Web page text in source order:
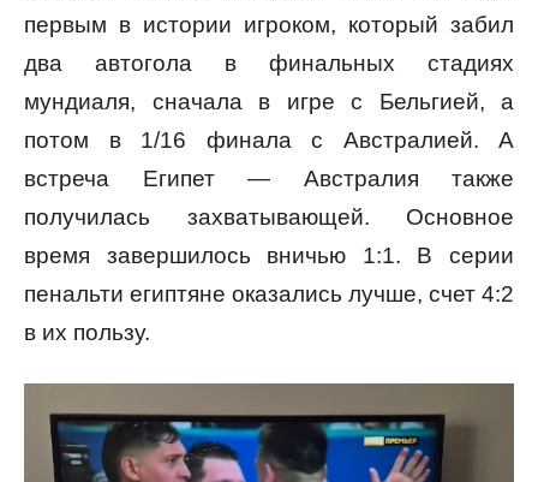
первым в истории игроком, который забил
два автогола в финальных стадиях
мундиаля, сначала в игре с Бельгией, а
потом в 1/16 финала с Австралией. А
встреча Египет — Австралия также
получилась захватывающей. Основное
время завершилось вничью 1:1. В серии
пенальти египтяне оказались лучше, счет 4:2
в их пользу.